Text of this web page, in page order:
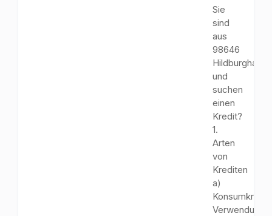
Sie
sind
aus
98646
und
suchen
einen
Kredit?
1.
Arten
von
Krediten
a)